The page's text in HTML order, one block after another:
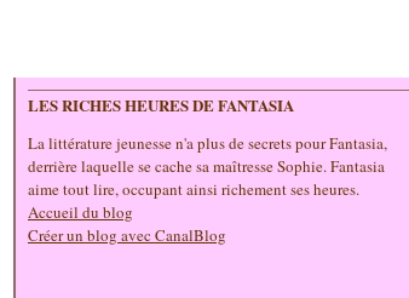
LES RICHES HEURES DE FANTASIA
La littérature jeunesse n'a plus de secrets pour Fantasia,
derrière laquelle se cache sa maîtresse Sophie. Fantasia
aime tout lire, occupant ainsi richement ses heures.
Accueil du blog
Créer un blog avec CanalBlog